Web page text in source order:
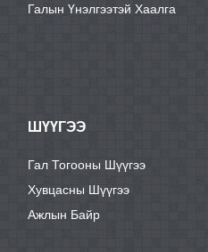
Галын Үнэлгээтэй Хаалга
ШҮҮГЭЭ
Гал Тогооны Шүүгээ
Хувцасны Шүүгээ
Ажлын Байр